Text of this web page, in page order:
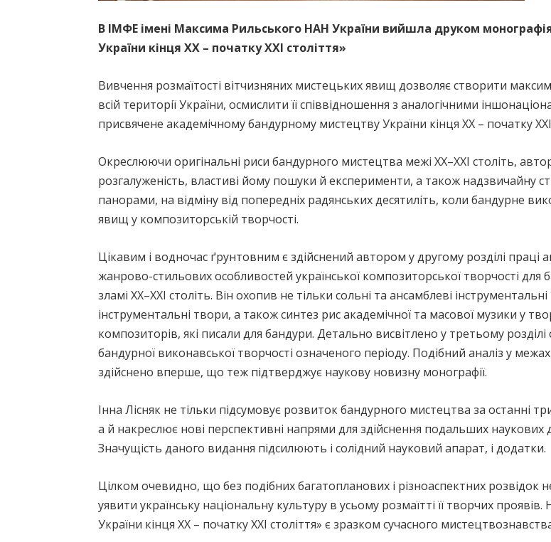
В ІМФЕ імені Максима Рильського НАН України вийшла друком
України кінця ХХ – початку ХХI століття»
Вивчення розмаїтості вітчизняних мистецьких явищ дозволяє створити
всій території України, осмислити її співвідношення з аналогічними
присвячене академічному бандурному мистецтву України кінця ХХ – початку
Окреслюючи оригінальні риси бандурного мистецтва межі ХХ–ХХI століть,
розгалуженість, властиві йому пошуки й експерименти, а також надзвичайну
панорами, на відміну від попередніх радянських десятиліть, коли бандурне
явищ у композиторській творчості.
Цікавим і водночас ґрунтовним є здійснений автором у другому розділі праці
жанрово-стильових особливостей української композиторської творчості для
зламі ХХ–ХХI століть. Він охопив не тільки сольні та ансамблеві
інструментальні твори, а також синтез рис академічної та масової музики у
композиторів, які писали для бандури. Детально висвітлено у третьому розділі
бандурної виконавської творчості означеного періоду. Подібний аналіз у
здійснено вперше, що теж підтверджує наукову новизну монографії.
Інна Лісняк не тільки підсумовує розвиток бандурного мистецтва за останні
а й накреслює нові перспективні напрями для здійснення подальших наукових
Значущість даного видання підсилюють і солідний науковий апарат, і додатки.
Цілком очевидно, що без подібних багатопланових і різноаспектних розвідок
уявити українську національну культуру в усьому розмаїтті її творчих
України кінця ХХ – початку ХХI століття» є зразком сучасного